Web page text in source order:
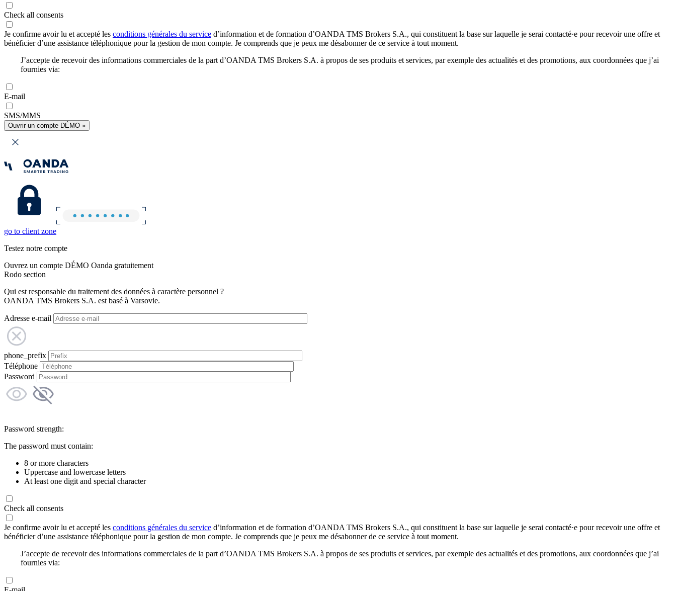
Check all consents
Je confirme avoir lu et accepté les conditions générales du service d’information et de formation d’OANDA TMS Brokers S.A., qui constituent la base sur laquelle je serai contacté·e pour recevoir une offre et
bénéficier d’une assistance téléphonique pour la gestion de mon compte. Je comprends que je peux me désabonner de ce service à tout moment.
J’accepte de recevoir des informations commerciales de la part d’OANDA TMS Brokers S.A. à propos de ses produits et services, par exemple des actualités et des promotions, aux coordonnées que j’ai
fournies via:
E-mail
SMS/MMS
Ouvrir un compte DÉMO »
go to client zone
Testez notre compte
Ouvrez un compte DÉMO Oanda gratuitement
Rodo section
Qui est responsable du traitement des données à caractère personnel ?
OANDA TMS Brokers S.A. est basé à Varsovie.
Adresse e-mail
phone_prefix
Téléphone
Password
Password strength:
The password must contain:
8 or more characters
Uppercase and lowercase letters
At least one digit and special character
Check all consents
Je confirme avoir lu et accepté les conditions générales du service d’information et de formation d’OANDA TMS Brokers S.A., qui constituent la base sur laquelle je serai contacté·e pour recevoir une offre et
bénéficier d’une assistance téléphonique pour la gestion de mon compte. Je comprends que je peux me désabonner de ce service à tout moment.
J’accepte de recevoir des informations commerciales de la part d’OANDA TMS Brokers S.A. à propos de ses produits et services, par exemple des actualités et des promotions, aux coordonnées que j’ai
fournies via: